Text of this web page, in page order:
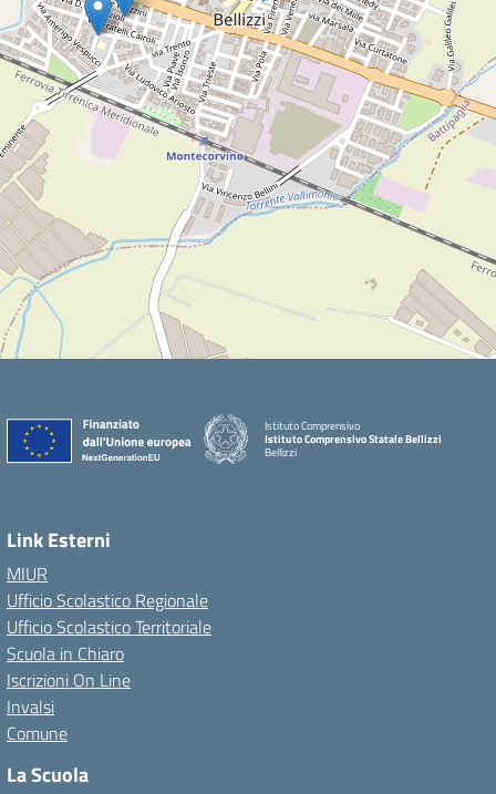
Istituto Comprensivo
Istituto Comprensivo Statale Bellizzi
Bellizzi
Link Esterni
MIUR
Ufficio Scolastico Regionale
Ufficio Scolastico Territoriale
Scuola in Chiaro
Iscrizioni On Line
Invalsi
Comune
La Scuola